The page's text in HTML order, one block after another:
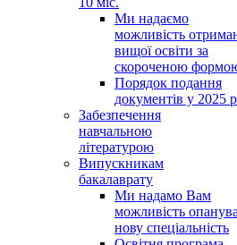
Ми надаємо
можливість
вищої освіти за
скороченою
Порядок подання
документів у 2025
Забезпечення
навчальною
літературою
Випускникам
бакалаврату
Ми надамо Вам
можливість
нову спеціальність